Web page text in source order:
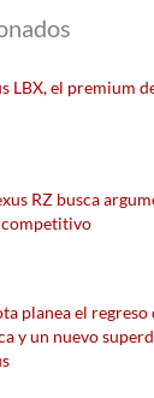
LBX, el premium
RZ busca
competitivo
planea el regreso
y un nuevo